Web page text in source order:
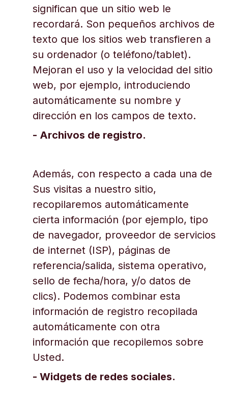
significan que un sitio web le
recordará. Son pequeños archivos de
texto que los sitios web transfieren a
su ordenador (o teléfono/tablet).
Mejoran el uso y la velocidad del sitio
web, por ejemplo, introduciendo
automáticamente su nombre y
dirección en los campos de texto.
- Archivos de registro.
Además, con respecto a cada una de
Sus visitas a nuestro sitio,
recopilaremos automáticamente
cierta información (por ejemplo, tipo
de navegador, proveedor de servicios
de internet (ISP), páginas de
referencia/salida, sistema operativo,
sello de fecha/hora, y/o datos de
clics). Podemos combinar esta
información de registro recopilada
automáticamente con otra
información que recopilemos sobre
Usted.
- Widgets de redes sociales.